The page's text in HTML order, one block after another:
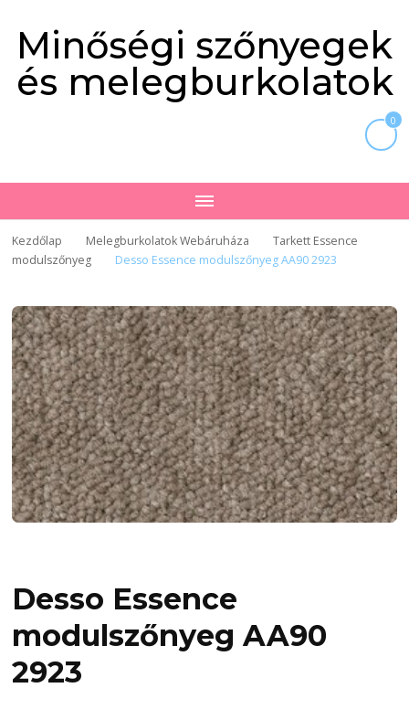
Minőségi szőnyegek
és melegburkolatok
0
Kezdőlap Melegburkolatok Webáruháza
Tarkett Essence
modulszőnyeg
Desso Essence modulszőnyeg AA90 2923
Desso Essence
modulszőnyeg AA90
2923